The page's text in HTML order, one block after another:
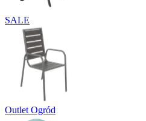
SALE
Outlet Ogród